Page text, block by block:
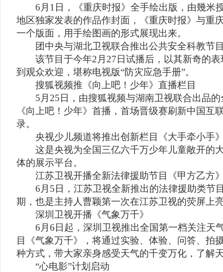
6月1日，《重庆时报》全手绘出版，由幾米
地区独家发表的作品作封面，《重庆时报》与重
一个版面，用手绘图画的形式展现出来。
团中央与湖北卫视联合推出公共安全科教节
该节目于今年2月27日试播后，以其新奇的表
到观众欢迎，堪称电视版“防灾应急手册”。
搜狐视频推《向上吧！少年》直播栏目
5月25日，由搜狐视频与湖南卫视联合出品的
《向上吧！少年》首播，首场晋级赛刷新中国互
录。
央视少儿频道将推出创新栏目《大手牵小手
这是央视为全国三亿六千万少年儿童敞开的
体的展示平台。
江苏卫视开播全新法律援助节目《甲方乙方
6月5日，江苏卫视全新推出的法律援助类节
期，也是主持人曹颖第一次在江苏卫视的荧屏上
深圳卫视开播《气象万千》
6月6日起，深圳卫视推出全国第一档关注天
目《气象万千》，将通过实验、体验、问答、拍
种方式，带大家亲身感受天气的千变万化，了解
“心电影”计划启动